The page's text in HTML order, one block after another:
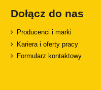
Dołącz do nas
Producenci i marki
Kariera i oferty pracy
Formularz kontaktowy